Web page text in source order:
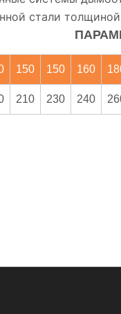
стали
150 150 160
210 230 240